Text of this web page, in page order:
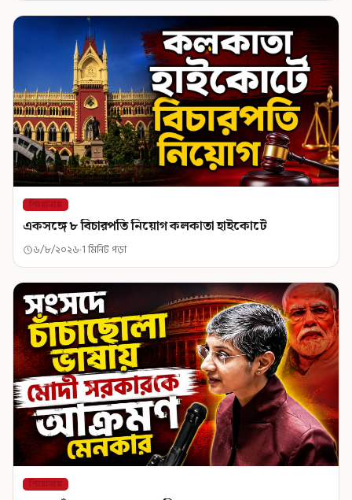
শিরোনাম
একসঙ্গে ৮ বিচারপতি নিয়োগ কলকাতা হাইকোর্টে
৬/৮/২০২৬ 1 মিনিট পড়া
শিরোনাম